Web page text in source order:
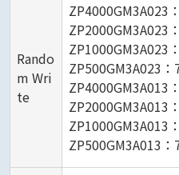
Rando
m Wri
te
ZP4000GM3A023
ZP2000GM3A023
ZP1000GM3A023
ZP500GM3A023
ZP4000GM3A013
ZP2000GM3A013
ZP1000GM3A013
ZP500GM3A013